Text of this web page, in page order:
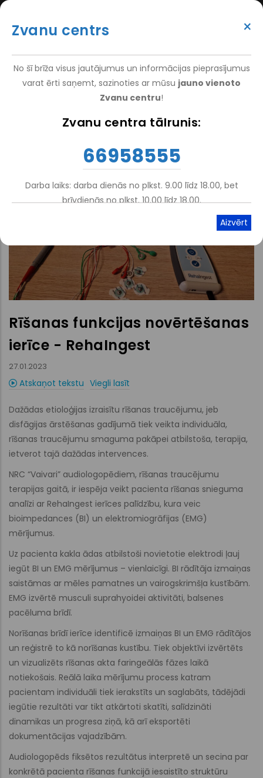
Pārlekt
galveno
MENU
VAKANCES
DARBINIEKIEM
Atpakaļceļš
Rīšanas funkcijas novērtēšanas
ierīce - RehaIngest
27.01.2023
Atskaņot tekstu Viegli lasīt
Dažādas etioloģijas izraisītu rīšanas traucējumu, jeb
disfāgijas ārstēšanas gadījumā tiek veikta individuāla,
rīšanas traucējumu smaguma pakāpei atbilstoša, terapija,
ietverot tajā dažādas intervences.
NRC “Vaivari” audiologopēdiem, rīšanas traucējumu
terapijas gaitā, ir iespēja veikt pacienta rīšanas snieguma
analīzi ar RehaIngest ierīces palīdzību, kura veic
bioimpedances (BI) un elektromiogrāfijas (EMG)
mērījumus.
Uz pacienta kakla ādas atbilstoši novietotie elektrodi ļauj
iegūt BI un EMG mērījumus – vienlaicīgi. BI rādītāja izmaiņas
saistāmas ar mēles pamatnes un vairogskrimšļa kustībām.
EMG izvērtē musculi suprahyoidei aktivitāti, balsenes
pacēluma brīdī.
Norīšanas brīdī ierīce identificē izmaiņas BI un EMG rādītājos
un reģistrē to kā norīšanas kustību. Tiek objektīvi izvērtēts
un vizualizēts rīšanas akta faringeālās fāzes laikā
notiekošais. Reālā laika mērījumu process katram
pacientam individuāli tiek ierakstīts un saglabāts, tādējādi
iegūtie rezultāti var tikt atkārtoti skatīti, salīdzināti
dinamikas un progresa ziņā, kā arī eksportēti
dokumentācijas vajadzībām.
Audiologopēds fiksētos rezultātus interpretē un secina par
konkrētā pacienta rīšanas funkcijā iesaistīto struktūru
×
Zvanu centrs
No šī brīža visus jautājumus un informācijas pieprasījumus
varat ērti saņemt, sazinoties ar mūsu jauno vienoto
Zvanu centru!
Zvanu centra tālrunis:
66958555
Darba laiks: darba dienās no plkst. 9.00 līdz 18.00, bet
brīvdienās no plkst. 10.00 līdz 18.00.